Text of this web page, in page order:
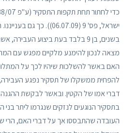
ישראל, פס' 9 (06.07.09)). כך
בשנים, בן 9 בלבד בעת ביצוע
מצאה לנכון להימנע מלקיים מפגש עם
האם באשר להשלכות שיהיו לכך על
להפחית ממשקלו של תסקיר נפגע
דברי אמו של הקטין. ובאשר לבקשת
בתסקיר הנוגעים לנזקים שנגרמו ליתר
העובדה שהתבססו אך על דברי האם, הרי